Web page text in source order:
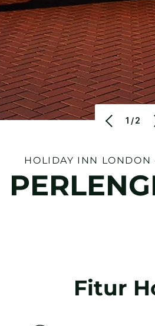
1/2
HOLIDAY INN LONDON
Fitur